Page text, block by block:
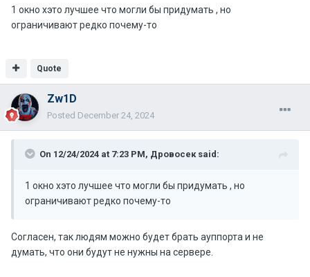
1 окно хэто лучшее что могли бы придумать , но
ограничивают редко почему-то
Quote
Zw1D
Posted December 24, 2024
On 12/24/2024 at 7:23 PM, Дровосекsaid:
1 окно хэто лучшее что могли бы придумать , но
ограничивают редко почему-то
Согласен, так людям можно будет брать ауппорта и не
думать, что они будут не нужны на сервере.